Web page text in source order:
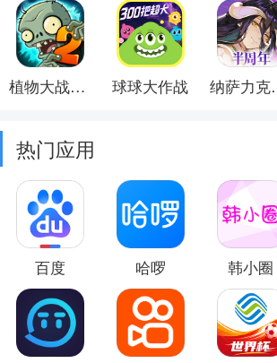
植物大战僵尸2 球球大作战 纳
热门应用
百度 哈啰 韩小圈